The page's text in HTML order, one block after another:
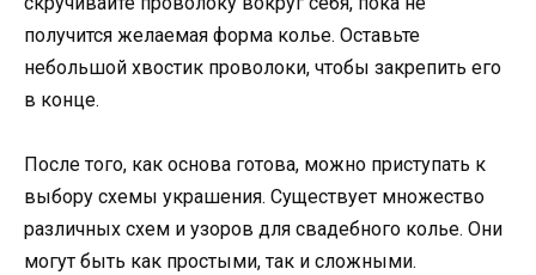
получится желаемая форма колье. Оставьте
небольшой хвостик проволоки, чтобы закрепить его
в конце.
После того, как основа готова, можно приступать к
выбору схемы украшения. Существует множество
различных схем и узоров для свадебного колье. Они
могут быть как простыми, так и сложными.